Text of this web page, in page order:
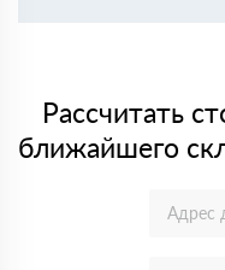
Рассчитать
ближайшего